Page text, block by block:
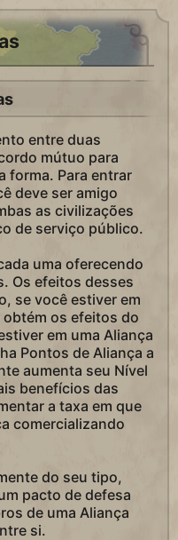
entre duas
mútuo para
forma. Para entrar
deve ser amigo
as civilizações
de serviço público.
uma oferecendo
Os efeitos desses
se você estiver em
obtém os efeitos do
em uma Aliança
Pontos de Aliança a
aumenta seu Nível
benefícios das
a taxa em que
comercializando
do seu tipo,
pacto de defesa
de uma Aliança
si.